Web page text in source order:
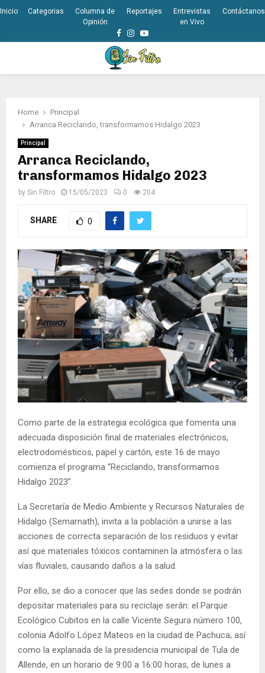
Inicio Categorias
Columna de
Opinión
Reportajes
Entrevistas
en Vivo
Contáctanos
Facebook
Instagram
Youtube
Home
Principal
Arranca Reciclando, transformamos Hidalgo 2023
Principal
Arranca Reciclando,
transformamos Hidalgo 2023
by Sin Filtro 15/05/2023 0 204
SHARE 0
Como parte de la estrategia ecológica que fomenta una
adecuada disposición final de materiales electrónicos,
electrodomésticos, papel y cartón, este 16 de mayo
comienza el programa “Reciclando, transformamos
Hidalgo 2023”.
La Secretaría de Medio Ambiente y Recursos Naturales de
Hidalgo (Semarnath), invita a la población a unirse a las
acciones de correcta separación de los residuos y evitar
así que materiales tóxicos contaminen la atmósfera o las
vías fluviales, causando daños a la salud.
Por ello, se dio a conocer que las sedes donde se podrán
depositar materiales para su reciclaje serán: el Parque
Ecológico Cubitos en la calle Vicente Segura número 100,
colonia Adolfo López Mateos en la ciudad de Pachuca; así
como la explanada de la presidencia municipal de Tula de
Allende, en un horario de 9:00 a 16:00 horas, de lunes a